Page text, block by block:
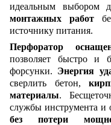
идеальным выбором
монтажных работ
источнику питания.
Перфоратор
позволяет быстро и
форсунки. Энергия
сверлить бетон,
материалы.
службы инструмента и
без потери